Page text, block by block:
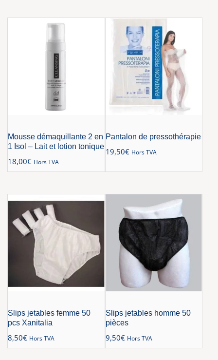
Mousse démaquillante 2 en
1 Isol – Lait et lotion tonique
18,00€ Hors TVA
Pantalon de pressothérapie
19,50€ Hors TVA
Slips jetables femme 50
pcs Xanitalia
8,50€ Hors TVA
Slips jetables homme 50
pièces
9,50€ Hors TVA